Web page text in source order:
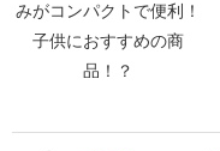
みがコンパクトで便利！
子供におすすめの商
品！？